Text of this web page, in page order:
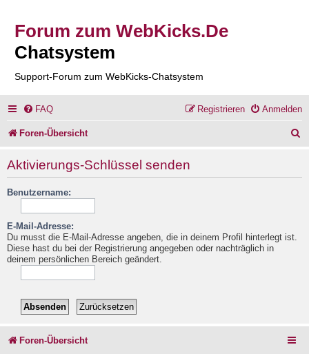
Forum zum WebKicks.De
Chatsystem
Support-Forum zum WebKicks-Chatsystem
FAQ Anmelden
Registrieren
Foren-Übersicht
Aktivierungs-Schlüssel senden
Benutzername:
E-Mail-Adresse:
Du musst die E-Mail-Adresse angeben, die in deinem Profil hinterlegt ist.
Diese hast du bei der Registrierung angegeben oder nachträglich in
deinem persönlichen Bereich geändert.
Foren-Übersicht